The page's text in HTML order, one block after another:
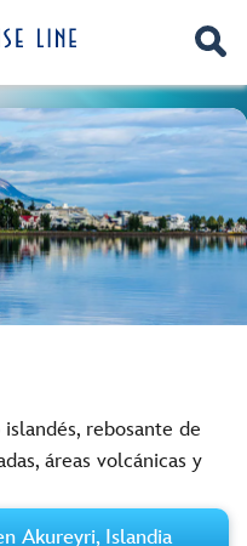
rebosante de
áreas volcánicas y
Akureyri, Islandia